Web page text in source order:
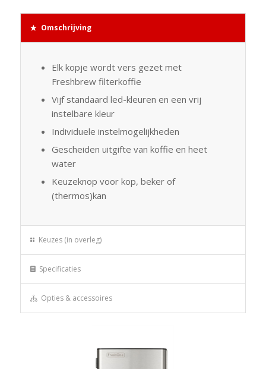
Omschrijving
Elk kopje wordt vers gezet met
Freshbrew filterkoffie
Vijf standaard led-kleuren en een vrij
instelbare kleur
Individuele instelmogelijkheden
Gescheiden uitgifte van koffie en heet
water
Keuzeknop voor kop, beker of
(thermos)kan
Keuzes (in overleg)
Specificaties
Opties & accessoires